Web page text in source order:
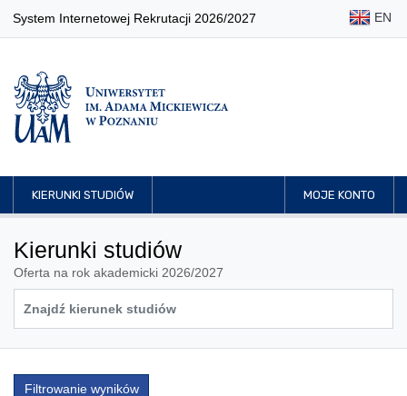
System Internetowej Rekrutacji 2026/2027 EN
KIERUNKI STUDIÓW MOJE KONTO
Kierunki studiów
Oferta na rok akademicki 2026/2027
Filtrowanie wyników